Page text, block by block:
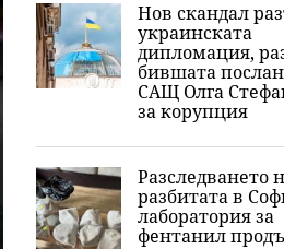
Нов скандал
украинската
дипломация,
бившата
САЩ Олга
за корупция
Разследването
разбитата в
лаборатория за
фентанил